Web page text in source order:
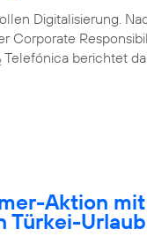
Digitalisierung.
Corporate
Telefónica berichtet
Aktion
Türkei-Urlaub